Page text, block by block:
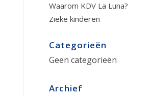
Waarom KDV La Luna?
Zieke kinderen
Categorieën
Geen categorieën
Archief